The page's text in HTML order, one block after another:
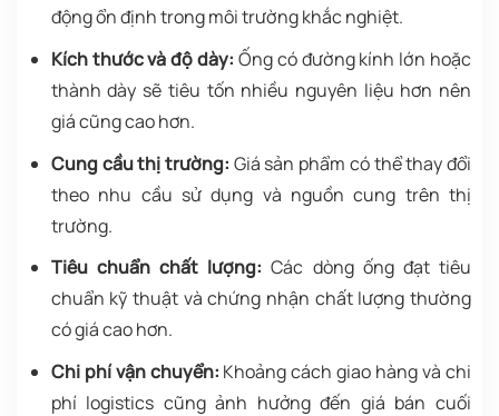
động ổn định trong môi trường khắc nghiệt.
Kích thước và độ dày: Ống có đường kính lớn hoặc
thành dày sẽ tiêu tốn nhiều nguyên liệu hơn nên
giá cũng cao hơn.
Cung cầu thị trường: Giá sản phẩm có thể thay đổi
theo nhu cầu sử dụng và nguồn cung trên thị
trường.
Tiêu chuẩn chất lượng: Các dòng ống đạt tiêu
chuẩn kỹ thuật và chứng nhận chất lượng thường
có giá cao hơn.
Chi phí vận chuyển: Khoảng cách giao hàng và chi
phí logistics cũng ảnh hưởng đến giá bán cuối